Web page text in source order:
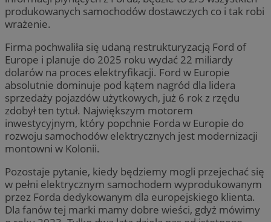
produkowanych samochodów dostawczych co i tak robi
wrażenie.
Firma pochwaliła się udaną restrukturyzacją Ford of
Europe i planuje do 2025 roku wydać 22 miliardy
dolarów na proces elektryfikacji. Ford w Europie
absolutnie dominuje pod kątem nagród dla lidera
sprzedaży pojazdów użytkowych, już 6 rok z rzędu
zdobył ten tytuł. Największym motorem
inwestycyjnym, który popchnie Forda w Europie do
rozwoju samochodów elektrycznych jest modernizacji
montowni w Kolonii.
Pozostaje pytanie, kiedy będziemy mogli przejechać się
w pełni elektrycznym samochodem wyprodukowanym
przez Forda dedykowanym dla europejskiego klienta.
Dla fanów tej marki mamy dobre wieści, gdyż mówimy